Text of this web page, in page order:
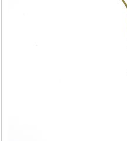
TEK DAL &
DİKEY
ŞOKLANMIŞ
YAPAY DIŞ
---
--